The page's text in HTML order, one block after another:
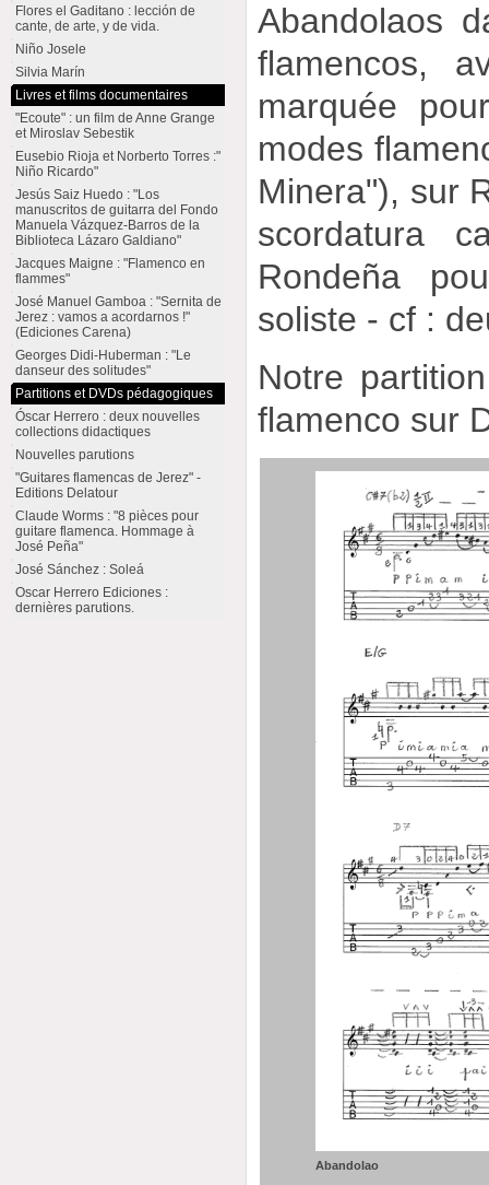
Abandolaos
flamencos,
marquée
modes
Minera"), sur
scordatura
Rondeña
soliste - cf :
Notre
flamenco sur
Abandolao
Flores el Gaditano : lección de
cante, de arte, y de vida.
Niño Josele
Silvia Marín
Livres et films documentaires
"Ecoute" : un film de Anne Grange
et Miroslav Sebestik
Eusebio Rioja et Norberto Torres :"
Niño Ricardo"
Jesús Saiz Huedo : "Los
manuscritos de guitarra del Fondo
Manuela Vázquez-Barros de la
Biblioteca Lázaro Galdiano"
Jacques Maigne : "Flamenco en
flammes"
José Manuel Gamboa : "Sernita de
Jerez : vamos a acordarnos !"
(Ediciones Carena)
Georges Didi-Huberman : "Le
danseur des solitudes"
Partitions et DVDs pédagogiques
Óscar Herrero : deux nouvelles
collections didactiques
Nouvelles parutions
"Guitares flamencas de Jerez" -
Editions Delatour
Claude Worms : "8 pièces pour
guitare flamenca. Hommage à
José Peña"
José Sánchez : Soleá
Oscar Herrero Ediciones :
dernières parutions.